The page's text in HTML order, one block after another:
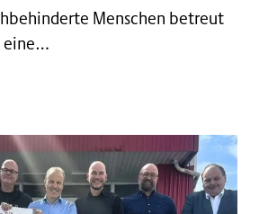
Menschen betreut
eine…